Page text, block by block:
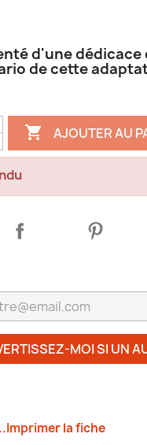
d'une dédicace
de cette
 AJOUTER AU
MOI SI UN
la fiche